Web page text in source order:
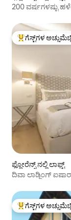
200 ವರ್ಷಗಳಷ್ಟು
ಗೆಸ್ಟ್‌ಗಳಿಗೆ ಅತಿ ಹೆಚ್ಚು
ಗೆಸ್ಟ್‌ಗಳ
ಫ್ಲೋರೆನ್ಸ್ ನಲ್ಲಿ ಲಾಫ್ಟ್
ದಿವಾ ಲಾಡ್ಜಿಂಗ್
ಗೆಸ್ಟ್‌ಗಳಿಗೆ ಅತಿ ಹೆಚ್ಚು
ಗೆಸ್ಟ್‌ಗಳ